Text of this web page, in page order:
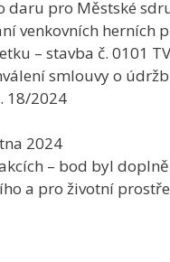
pro Městské
venkovních herních
– stavba č. 0101
smlouvy o
18/2024
2024
– bod byl
a pro životní